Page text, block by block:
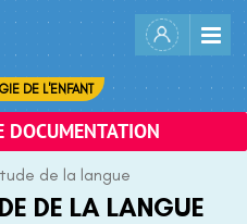
DE L'ENFANT
DOCUMENTATION
de la langue
DE LA LANGUE